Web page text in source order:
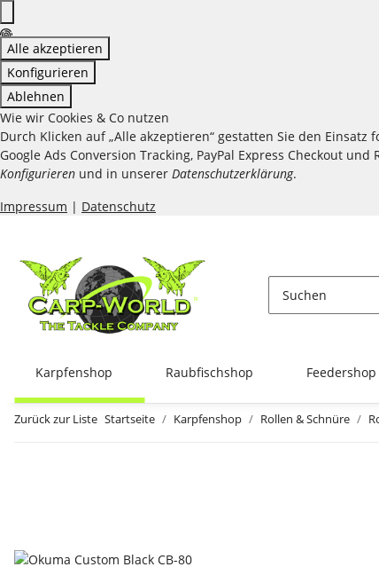
Alle akzeptieren
Konfigurieren
Ablehnen
Wie wir Cookies & Co nutzen
Durch Klicken auf „Alle akzeptieren“ gestatten Sie den
Google Ads Conversion Tracking, PayPal Express Checkout
Konfigurieren und in unserer Datenschutzerklärung.
Impressum | Datenschutz
Karpfenshop Raubfischshop Feedershop
Zurück zur Liste Startseite Karpfenshop Rollen & Schnüre